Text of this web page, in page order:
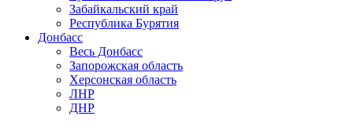
Забайкальский край
Республика Бурятия
Донбасс
Весь Донбасс
Запорожская область
Херсонская область
ЛНР
ДНР